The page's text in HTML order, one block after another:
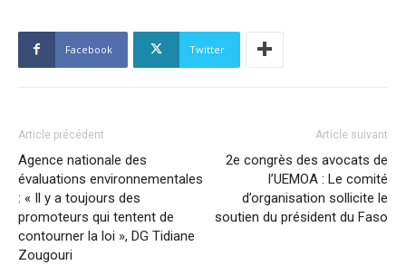
Facebook Twitter
Article précédent
Agence nationale des
évaluations environnementales
: « Il y a toujours des
promoteurs qui tentent de
contourner la loi », DG Tidiane
Zougouri
Article suivant
2e congrès des avocats de
l’UEMOA : Le comité
d’organisation sollicite le
soutien du président du Faso